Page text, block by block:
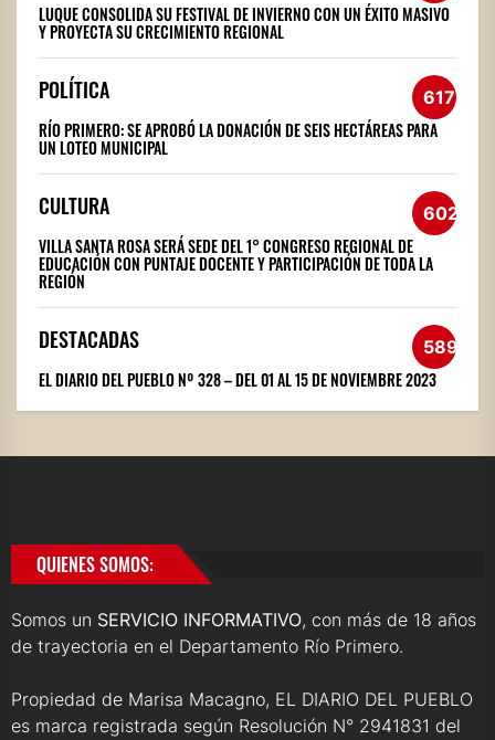
LUQUE CONSOLIDA SU FESTIVAL DE INVIERNO CON UN ÉXITO MASIVO
Y PROYECTA SU CRECIMIENTO REGIONAL
POLÍTICA 617
RÍO PRIMERO: SE APROBÓ LA DONACIÓN DE SEIS HECTÁREAS PARA
UN LOTEO MUNICIPAL
CULTURA 602
VILLA SANTA ROSA SERÁ SEDE DEL 1° CONGRESO REGIONAL DE
EDUCACIÓN CON PUNTAJE DOCENTE Y PARTICIPACIÓN DE TODA LA
REGIÓN
DESTACADAS 589
EL DIARIO DEL PUEBLO Nº 328 – DEL 01 AL 15 DE NOVIEMBRE 2023
QUIENES SOMOS:
Somos un SERVICIO INFORMATIVO, con más de 18 años
de trayectoria en el Departamento Río Primero.
Propiedad de Marisa Macagno, EL DIARIO DEL PUEBLO
es marca registrada según Resolución N° 2941831 del